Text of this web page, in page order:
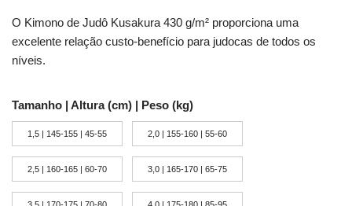
avaliação de
cliente
O Kimono de Judô Kusakura 430 g/m² proporciona uma
excelente relação custo-benefício para judocas de todos os
níveis.
Tamanho | Altura (cm) | Peso (kg)
1,5 | 145-155 | 45-55 2,0 | 155-160 | 55-60
2,5 | 160-165 | 60-70 3,0 | 165-170 | 65-75